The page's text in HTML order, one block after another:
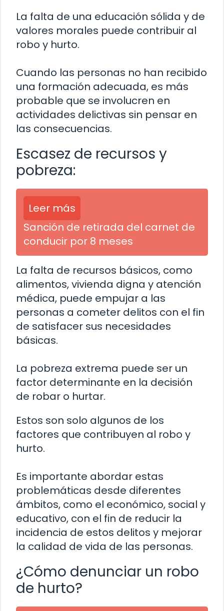
La falta de una educación sólida y de
valores morales puede contribuir al
robo y hurto.
Cuando las personas no han recibido
una formación adecuada, es más
probable que se involucren en
actividades delictivas sin pensar en
las consecuencias.
Escasez de recursos y
pobreza:
Leer más
Sanción de retirada del carnet de
conducir por 8 meses
La falta de recursos básicos, como
alimentos, vivienda digna y atención
médica, puede empujar a las
personas a cometer delitos con el fin
de satisfacer sus necesidades
básicas.
La pobreza extrema puede ser un
factor determinante en la decisión
de robar o hurtar.
Estos son solo algunos de los
factores que contribuyen al robo y
hurto.
Es importante abordar estas
problemáticas desde diferentes
ámbitos, como el económico, social y
educativo, con el fin de reducir la
incidencia de estos delitos y mejorar
la calidad de vida de las personas.
¿Cómo denunciar un robo
de hurto?